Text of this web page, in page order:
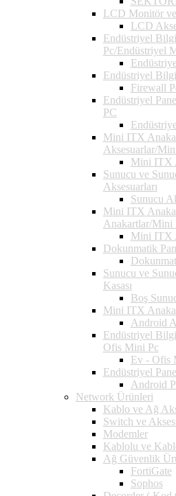
LCD Monitör
LCD
Endüstriyel
Pc/Endüstriyel
Endüstriyel
Firewall
Endüstriyel
PC
Mini ITX
Aksesuarlar/
Mini ITX
Sunucu ve
Aksesuarları
Sunucu
Mini ITX
Anakartlar/
Mini ITX
Dokunmatik
Sunucu ve
Kasası
Boş
Mini ITX
Android
Endüstriyel
Ofis Mini Pc
Ev - Ofis
Endüstriyel
Android
Network Ürünleri
Kablo ve Ağ
Switch ve
Modemler
Kablolu ve
Ağ Güvenlik
FortiGate
Sophos